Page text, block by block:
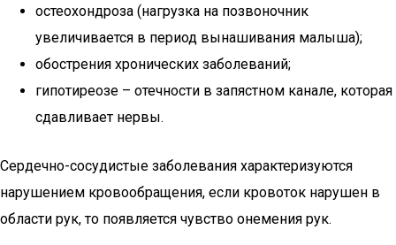
остеохондроза (нагрузка на позвоночник
увеличивается в период вынашивания малыша);
обострения хронических заболеваний;
гипотиреозе – отечности в запястном канале, которая
сдавливает нервы.
Сердечно-сосудистые заболевания характеризуются
нарушением кровообращения, если кровоток нарушен в
области рук, то появляется чувство онемения рук.